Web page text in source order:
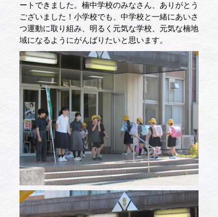
ートできました。楠中学校のみなさん、ありがとう
ございました！小学校でも、中学校と一緒にあいさ
つ運動に取り組み、明るく元気な学校、元気な楠地
域になるようにがんばりたいと思います。